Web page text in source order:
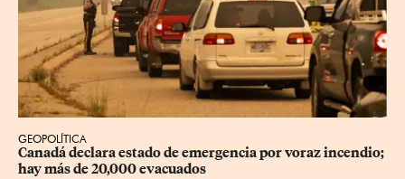
GEOPOLÍTICA
Canadá declara estado de emergencia por voraz incendio;
hay más de 20,000 evacuados